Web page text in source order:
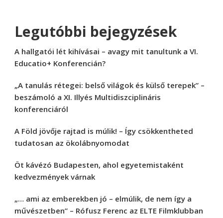
Legutóbbi bejegyzések
A hallgatói lét kihívásai – avagy mit tanultunk a VI.
Educatio+ Konferencián?
„A tanulás rétegei: belső világok és külső terepek” –
beszámoló a XI. Illyés Multidiszciplináris
konferenciáról
A Föld jövője rajtad is múlik! – Így csökkentheted
tudatosan az ökolábnyomodat
Öt kávézó Budapesten, ahol egyetemistaként
kedvezmények várnak
„… ami az emberekben jó – elmúlik, de nem így a
művészetben” – Rófusz Ferenc az ELTE Filmklubban